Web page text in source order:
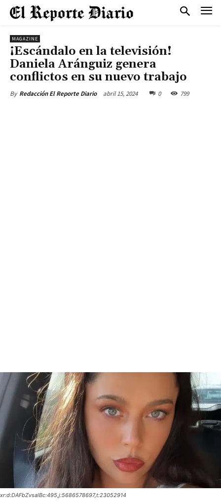
MAGAZINE
¡Escándalo en la televisión!
Daniela Aránguiz genera
conflictos en su nuevo trabajo
By Redacción El Reporte Diario abril 15, 2024 0 799
xr:d:DAFbZvsalBc:495,j:5686578697,t:23052914